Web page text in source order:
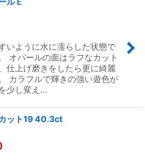
いように水に濡らした状態で
オパールの面はラフなカット
仕上げ磨きをしたら更に綺麗
カラフルで輝きの強い遊色が
少し変え…
ット19 40.3ct